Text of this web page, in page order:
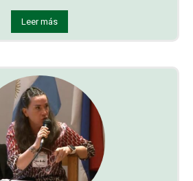
Leer más